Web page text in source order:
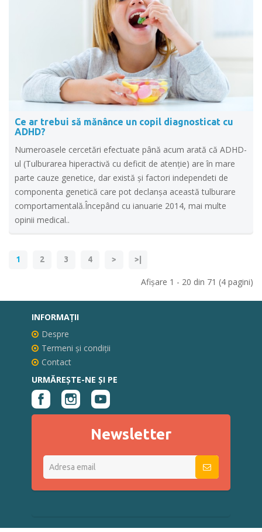
Ce ar trebui să mănânce un copil diagnosticat cu
ADHD?
Numeroasele cercetări efectuate până acum arată că ADHD-
ul (Tulburarea hiperactivă cu deficit de atenție) are în mare
parte cauze genetice, dar există şi factori independeti de
componenta genetică care pot declanşa această tulburare
comportamentală.Începând cu ianuarie 2014, mai multe
opinii medical..
1 2 3 4 > >|
Afişare 1 - 20 din 71 (4 pagini)
INFORMAŢII
Despre
Termeni și condiții
Contact
URMĂREȘTE-NE ȘI PE
Newsletter